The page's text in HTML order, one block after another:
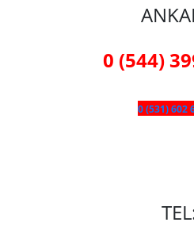
0 (544)
0 (531) 602